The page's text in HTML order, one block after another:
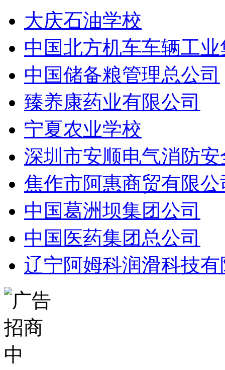
大庆石油学校
中国北方机车车辆工
中国储备粮管理总公司
臻养康药业有限公司
宁夏农业学校
深圳市安顺电气消防
焦作市阿惠商贸有限公
中国葛洲坝集团公司
中国医药集团总公司
辽宁阿姆科润滑科技